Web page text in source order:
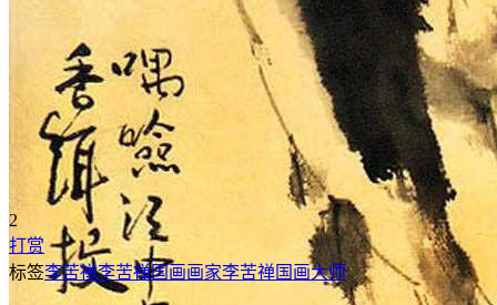
2
打赏
标签李苦禅李苦禅国画画家李苦禅国画大师